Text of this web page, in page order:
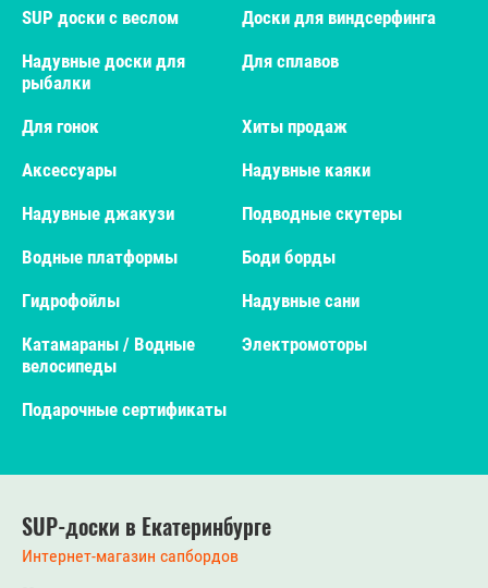
SUP доски с веслом
Доски для виндсерфинга
Надувные доски для
рыбалки
Для сплавов
Для гонок
Хиты продаж
Аксессуары
Надувные каяки
Надувные джакузи
Подводные скутеры
Водные платформы
Боди борды
Гидрофойлы
Надувные сани
Катамараны / Водные
велосипеды
Электромоторы
Подарочные сертификаты
SUP-доски в Екатеринбурге
Интернет-магазин сапбордов